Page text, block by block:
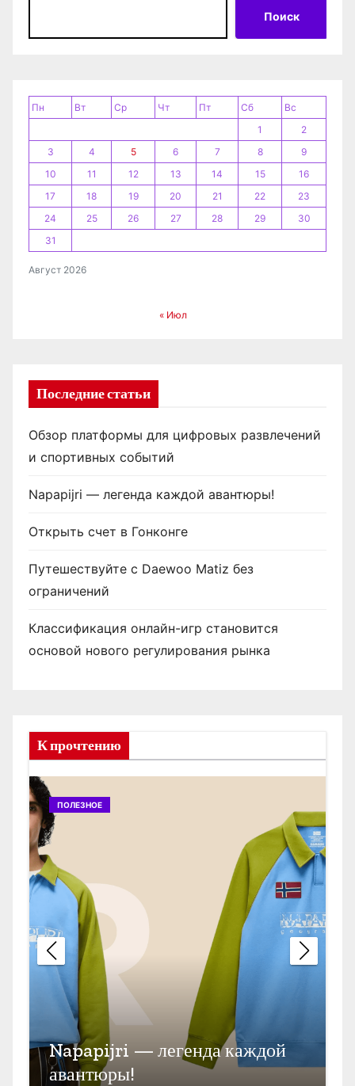
а
и
с
м
Поиск
Август 2026
Пн Вт Ср Чт Пт Сб
Вс
1
2
3
4 5 6 7 8
9
10
11 12 13 14 15
16
17
18 19 20 21 22
23
24
25 26 27 28 29
30
31
« Июл
Последние статьи
Обзор платформы для цифровых развлечений
и спортивных событий
Napapijri — легенда каждой авантюры!
Открыть счет в Гонконге
Путешествуйте с Daewoo Matiz без
ограничений
Классификация онлайн-игр становится
основой нового регулирования рынка
К прочтению
ПОЛЕЗНОЕ
Открыть счет в Гонконге